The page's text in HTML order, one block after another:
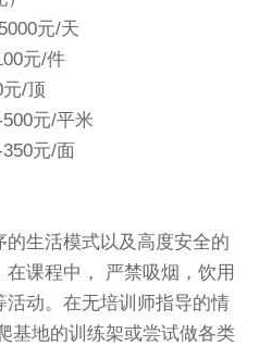
元/天
元/件
/顶
元/平米
元/面
生活模式以及高度安全的
课程中， 严禁吸烟，饮用
动。在无培训师指导的情
基地的训练架或尝试做各类